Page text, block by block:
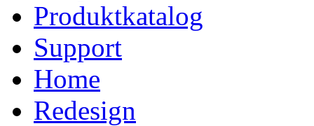
Produktkatalog
Support
Home
Redesign